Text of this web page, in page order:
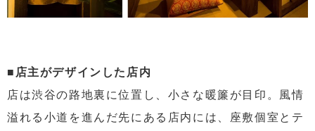
■店主がデザインした店内
店は渋谷の路地裏に位置し、小さな暖簾が目印。風情
溢れる小道を進んだ先にある店内には、座敷個室とテ